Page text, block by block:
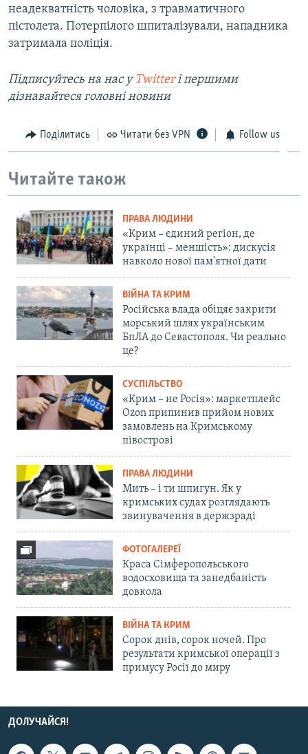
неадекватність чоловіка, з травматичного
пістолета. Потерпілого шпиталізували, нападника
затримала поліція.
Підписуйтесь на наc у Twitterі першими
дізнавайтеся головні новини
Поділитись Читати без VPN Follow us
Читайте також
ПРАВА ЛЮДИНИ
«Крим – єдиний регіон, де
українці – меншість»: дискусія
навколо нової пам'ятної дати
ВІЙНА ТА КРИМ
Російська влада обіцяє закрити
морський шлях українським
БпЛА до Севастополя. Чи реально
це?
СУСПІЛЬСТВО
«Крим – не Росія»: маркетплейс
Ozon припинив прийом нових
замовлень на Кримському
півострові
ПРАВА ЛЮДИНИ
Мить – і ти шпигун. Як у
кримських судах розглядають
звинувачення в держзраді
ФОТОГАЛЕРЕЇ
Краса Сімферопольського
водосховища та занедбаність
довкола
ВІЙНА ТА КРИМ
Сорок днів, сорок ночей. Про
результати кримської операції з
примусу Росії до миру
ДОЛУЧАЙСЯ!